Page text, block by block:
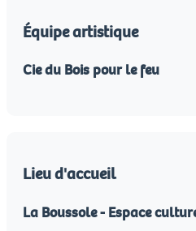
Équipe artistique
Cie du Bois pour le feu
Lieu d'accueil
La Boussole - Espace